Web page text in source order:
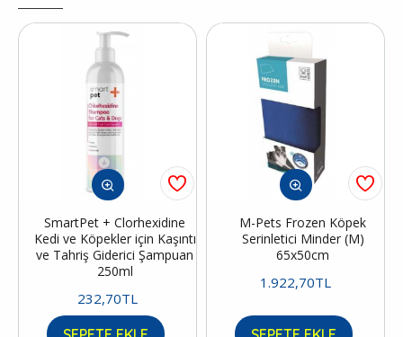
SmartPet + Clorhexidine
Kedi ve Köpekler için Kaşıntı
ve Tahriş Giderici Şampuan
250ml
232,70TL
M-Pets Frozen Köpek
Serinletici Minder (M)
65x50cm
1.922,70TL